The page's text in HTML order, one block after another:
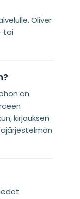
Oliver
tai
on
kirjauksen